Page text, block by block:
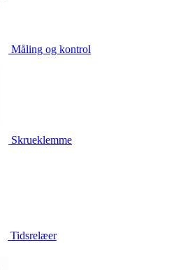
Måling og kontrol
Skrueklemme
Tidsrelæer